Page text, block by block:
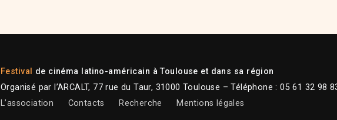
Festival de cinéma latino-américain à Toulouse et dans sa région
Organisé par l’ARCALT, 77 rue du Taur, 31000 Toulouse – Téléphone : 05 61 32 98
L’association
Contacts Recherche Mentions légales